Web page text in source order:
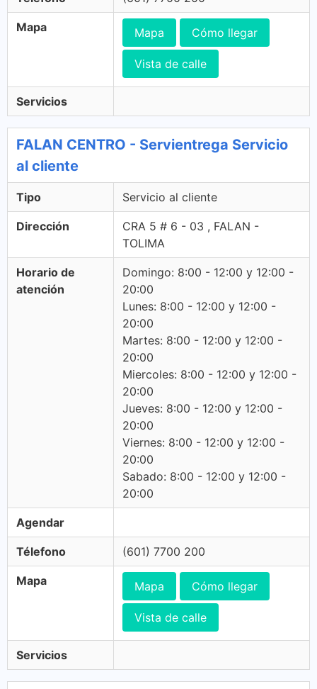
Mapa Mapa Cómo llegar
Vista de calle
Servicios
FALAN CENTRO - Servientrega Servicio
al cliente
Tipo Servicio al cliente
Dirección
CRA 5 # 6 - 03 , FALAN -
TOLIMA
Horario de
atención
Domingo: 8:00 - 12:00 y 12:00 -
20:00
Lunes: 8:00 - 12:00 y 12:00 -
20:00
Martes: 8:00 - 12:00 y 12:00 -
20:00
Miercoles: 8:00 - 12:00 y 12:00 -
20:00
Jueves: 8:00 - 12:00 y 12:00 -
20:00
Viernes: 8:00 - 12:00 y 12:00 -
20:00
Sabado: 8:00 - 12:00 y 12:00 -
20:00
Agendar
Télefono (601) 7700 200
Mapa Mapa Cómo llegar
Vista de calle
Servicios